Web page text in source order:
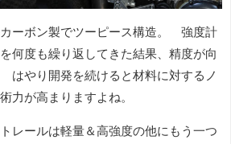
ーボン製でツーピース構造。 強度計
何度も繰り返してきた結果、精度が向
はやり開発を続けると材料に対するノ
力が高まりますよね。
レールは軽量＆高強度の他にもう一つ